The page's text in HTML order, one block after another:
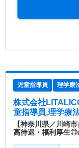
児童指導員 理学療
株式会社
童指導員,理学療
【神奈川県／川崎
高待遇・福利厚生◎